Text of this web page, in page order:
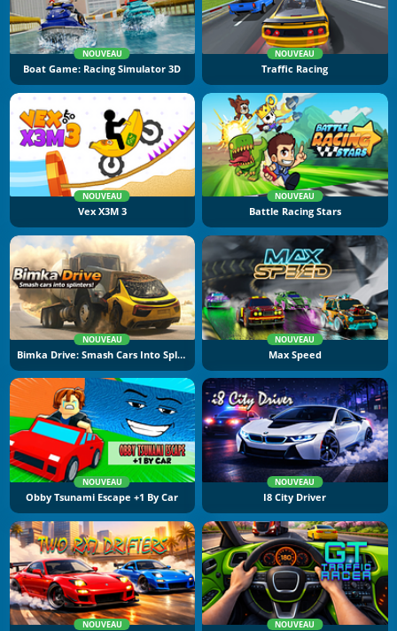
NOUVEAU
Boat Game: Racing Simulator 3D
NOUVEAU
Traffic Racing
NOUVEAU
Vex X3M 3
NOUVEAU
Battle Racing Stars
NOUVEAU
Bimka Drive: Smash Cars Into Splinters
NOUVEAU
Max Speed
NOUVEAU
Obby Tsunami Escape +1 By Car
NOUVEAU
I8 City Driver
NOUVEAU NOUVEAU